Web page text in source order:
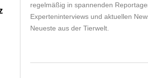
regelmäßig in spannenden
Experteninterviews und aktuellen
Neueste aus der Tierwelt.